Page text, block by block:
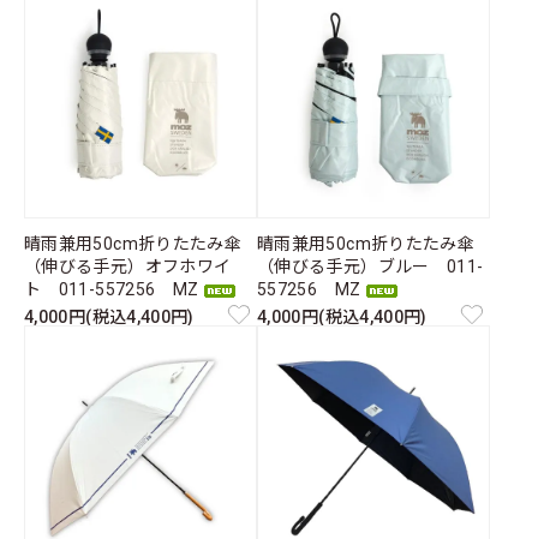
晴雨兼用50cm折りたたみ傘
（伸びる手元）オフホワイ
ト 011-557256 MZ
4,000円(税込4,400円)
晴雨兼用50cm折りたたみ傘
（伸びる手元）ブルー 011-
557256 MZ
4,000円(税込4,400円)